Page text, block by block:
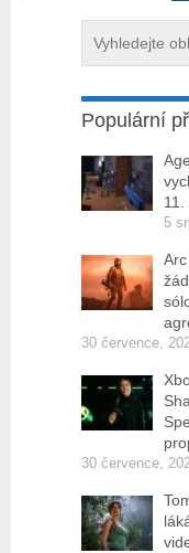
Populární
11.
5
30 července,
30 července,